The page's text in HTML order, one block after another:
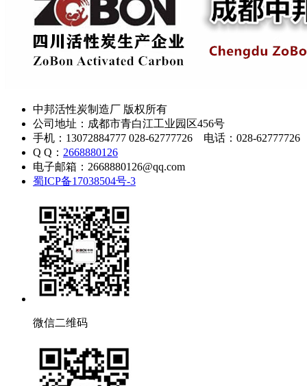
中邦活性炭制造厂 版权所有
公司地址：成都市青白江工业园区456号
手机：13072884777 028-62777726 电话：028-62777726
Q Q： 2668880126
电子邮箱：2668880126@qq.com
蜀ICP备17038504号-3
微信二维码